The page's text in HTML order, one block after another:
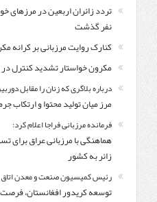
نفر گذشت
کنارک روایت مرزبانی بر کرانه
مکرون خواستار تشدید کنترل‌ در
درباره بلاگری که زنان را مقابل
مرز میان تولید محتوا و ارتکاب
فرمانده مرزبانی فراجا اعلام کرد:
هماهنگی با مرزبانی عراق برای
زائر به کشور
رئیس کمیسیون صنعت و معدن اتاق
توسعه کریدور افغانستان،